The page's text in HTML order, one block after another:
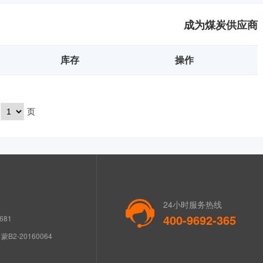
成为煤炭供应商
库存 操作
页
B2-20160064
24小时服务热线
400-9692-365